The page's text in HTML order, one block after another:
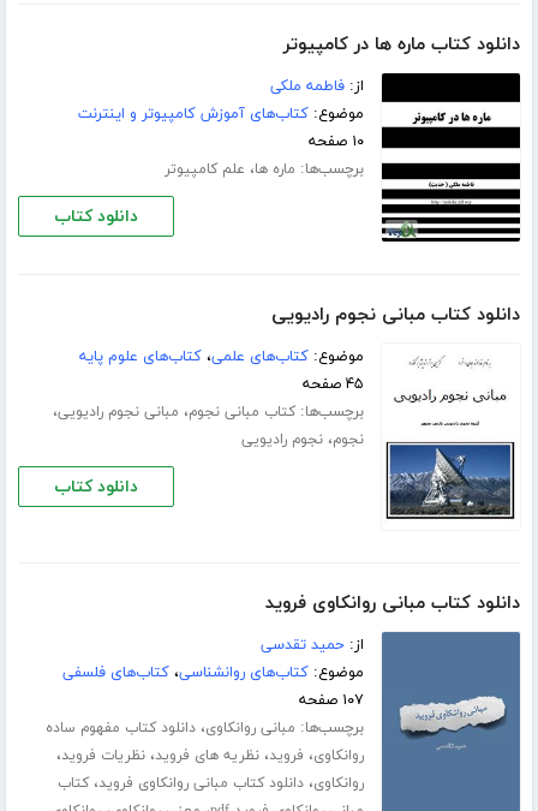
دانلود کتاب ماره ها در کامپیوتر
از:فاطمه ملکی
موضوع:کتاب‌های آموزش کامپیوتر و اینترنت
۱۰ صفحه
برچسب‌ها: ماره ها، علم کامپیوتر
دانلود کتاب
دانلود کتاب مبانی نجوم رادیویی
موضوع:کتاب‌های علمی،کتاب‌های علوم پایه
۴۵ صفحه
برچسب‌ها:کتاب مبانی نجوم، مبانی نجوم رادیویی،
نجوم،نجوم رادیویی
دانلود کتاب
دانلود کتاب مبانی روانکاوی فروید
از:حمید تقدسی
موضوع:کتاب‌های روانشناسی،کتاب‌های فلسفی
۱۰۷ صفحه
برچسب‌ها: مبانی روانکاوی،دانلود کتاب مفهوم ساده
روانکاوی، فروید،نظریه های فروید،نظریات فروید،
روانکاوی،دانلود کتاب مبانی روانکاوی فروید،کتاب